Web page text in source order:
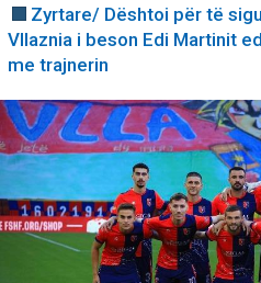
Zyrtare/ Dështoi për të
Vllaznia i beson Edi Martinit
me trajnerin